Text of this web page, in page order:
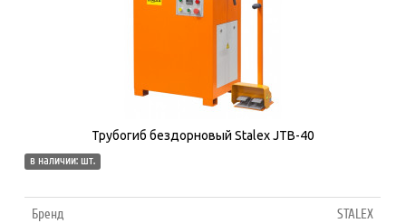
Трубогиб бездорновый Stalex JTB-40
в наличии: шт.
Бренд STALEX